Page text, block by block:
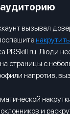
вызывал
PRSkill.ru. Люди
страницы с
напротив,
и